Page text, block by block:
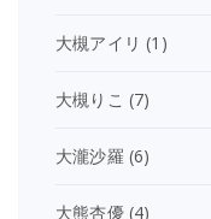
大槻アイリ (1)
大槻りこ (7)
大瀧沙羅 (6)
大熊杏優(4)